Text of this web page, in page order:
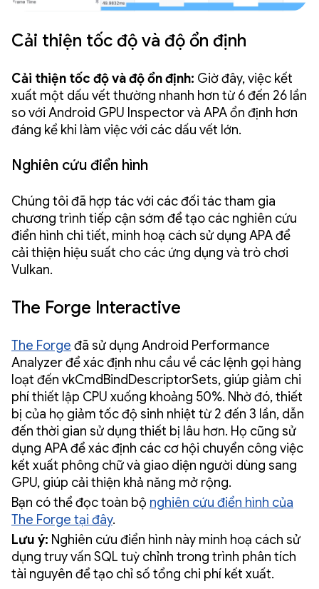
Cải thiện tốc độ và độ ổn định
Cải thiện tốc độ và độ ổn định: Giờ đây, việc kết
xuất một dấu vết thường nhanh hơn từ 6 đến 26 lần
so với Android GPU Inspector và APA ổn định hơn
đáng kể khi làm việc với các dấu vết lớn.
Nghiên cứu điển hình
Chúng tôi đã hợp tác với các đối tác tham gia
chương trình tiếp cận sớm để tạo các nghiên cứu
điển hình chi tiết, minh hoạ cách sử dụng APA để
cải thiện hiệu suất cho các ứng dụng và trò chơi
Vulkan.
The Forge Interactive
The Forge đã sử dụng Android Performance
Analyzer để xác định nhu cầu về các lệnh gọi hàng
loạt đến vkCmdBindDescriptorSets, giúp giảm chi
phí thiết lập CPU xuống khoảng 50%. Nhờ đó, thiết
bị của họ giảm tốc độ sinh nhiệt từ 2 đến 3 lần, dẫn
đến thời gian sử dụng thiết bị lâu hơn. Họ cũng sử
dụng APA để xác định các cơ hội chuyển công việc
kết xuất phông chữ và giao diện người dùng sang
GPU, giúp cải thiện khả năng mở rộng.
Bạn có thể đọc toàn bộ nghiên cứu điển hình của
The Forge tại đây.
Lưu ý: Nghiên cứu điển hình này minh hoạ cách sử
dụng truy vấn SQL tuỳ chỉnh trong trình phân tích
tài nguyên để tạo chỉ số tổng chi phí kết xuất.